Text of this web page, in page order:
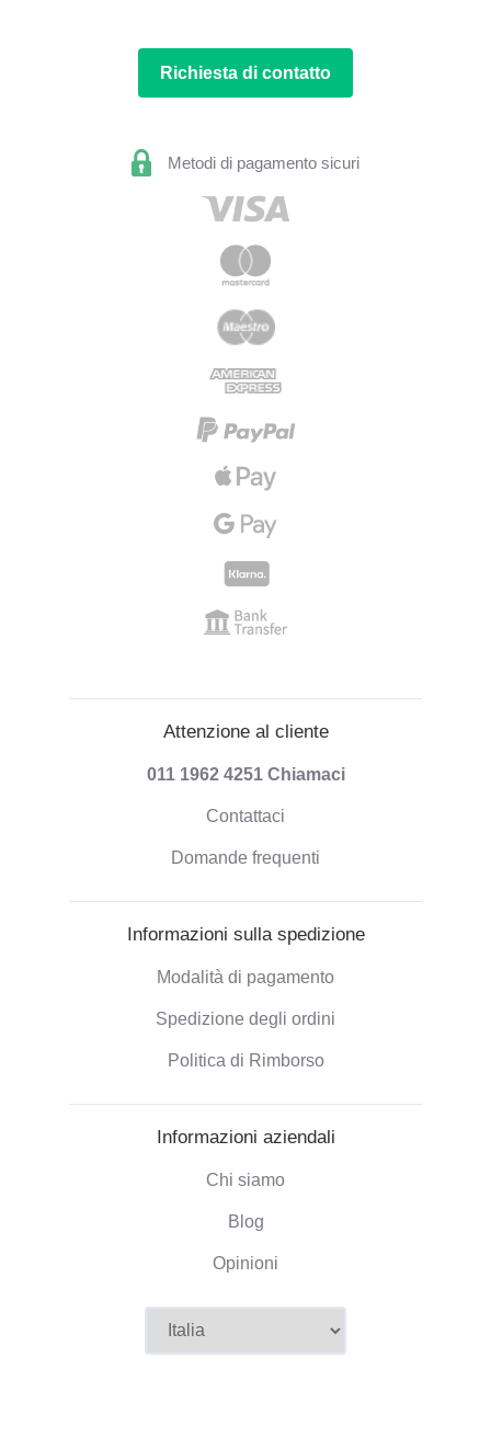
Richiesta di contatto
Metodi di pagamento sicuri
Attenzione al cliente
011 1962 4251 Chiamaci
Contattaci
Domande frequenti
Informazioni sulla spedizione
Modalità di pagamento
Spedizione degli ordini
Politica di Rimborso
Informazioni aziendali
Chi siamo
Blog
Opinioni